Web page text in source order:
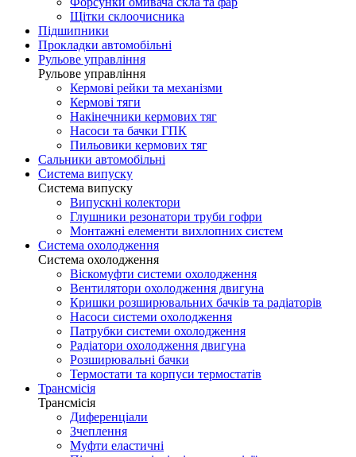
Щітки склоочисника
Підшипники
Прокладки автомобільні
Рульове управління
Рульове управління
Кермові рейки та механізми
Кермові тяги
Накінечники кермових тяг
Насоси та бачки ГПК
Пильовики кермових тяг
Сальники автомобільні
Система випуску
Система випуску
Випускні колектори
Глушники резонатори труби гофри
Монтажні елементи вихлопних систем
Система охолодження
Система охолодження
Віскомуфти системи охолодження
Вентилятори охолодження двигуна
Кришки розширювальних бачків та радіаторів
Насоси системи охолодження
Патрубки системи охолодження
Радіатори охолодження двигуна
Розширювальні бачки
Термостати та корпуси термостатів
Трансмісія
Трансмісія
Диференціали
Зчеплення
Муфти еластичні